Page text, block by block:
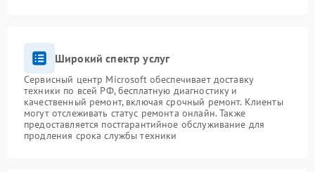
Широкий спектр услуг
Сервисный центр Microsoft обеспечивает доставку
техники по всей РФ, бесплатную диагностику и
качественный ремонт, включая срочный ремонт. Клиенты
могут отслеживать статус ремонта онлайн. Также
предоставляется постгарантийное обслуживание для
продления срока службы техники